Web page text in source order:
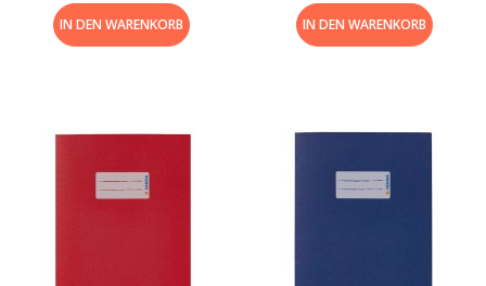
IN DEN WARENKORB IN DEN WARENKORB